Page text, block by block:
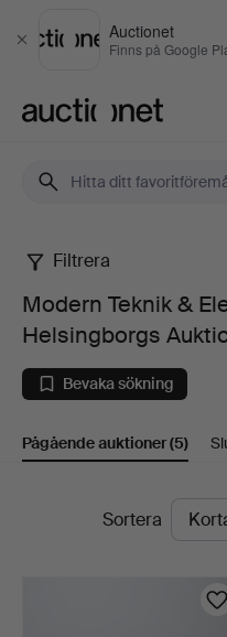
Stäng
Auctionet
Finns på Google
Modern
Teknik
&
Elektronik
Helsingborgs
Filtrera
Modern Teknik &
Helsingborgs
Bevaka sökning
Pågående auktioner(5)
PågåendeSortera